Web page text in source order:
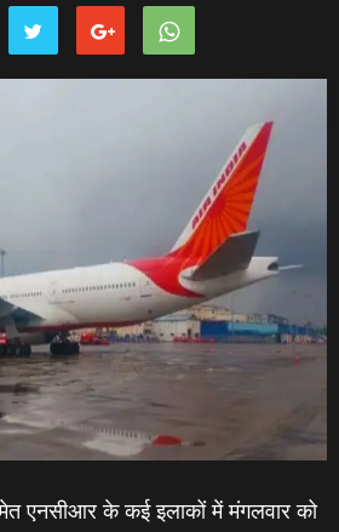
एनसीआर के कई इलाकों में मंगलवार को